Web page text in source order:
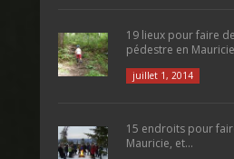
19 lieux pour faire
pédestre en
juillet 1, 2014
15 endroits pour
Mauricie, et...